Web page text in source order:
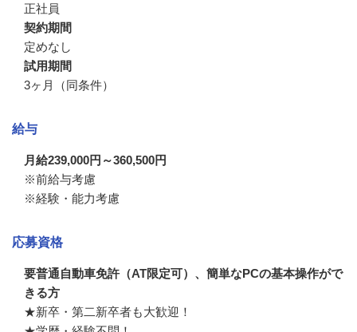
正社員
契約期間
定めなし
試用期間
3ヶ月（同条件）
給与
月給239,000円～360,500円
※前給与考慮
※経験・能力考慮
応募資格
要普通自動車免許（AT限定可）、簡単なPCの基本操作がで
きる方
★新卒・第二新卒者も大歓迎！